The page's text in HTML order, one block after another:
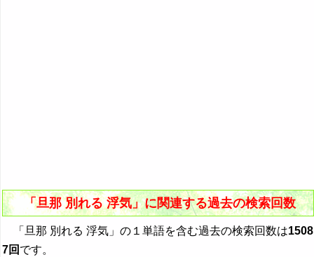
「旦那 別れる 浮気」に関連する過去の検索回数
「旦那 別れる 浮気」の１単語を含む過去の検索回数は1508
7回 です。